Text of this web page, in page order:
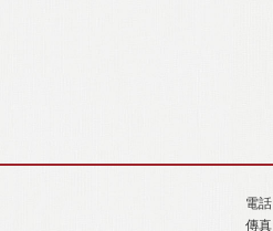
電話
傳真